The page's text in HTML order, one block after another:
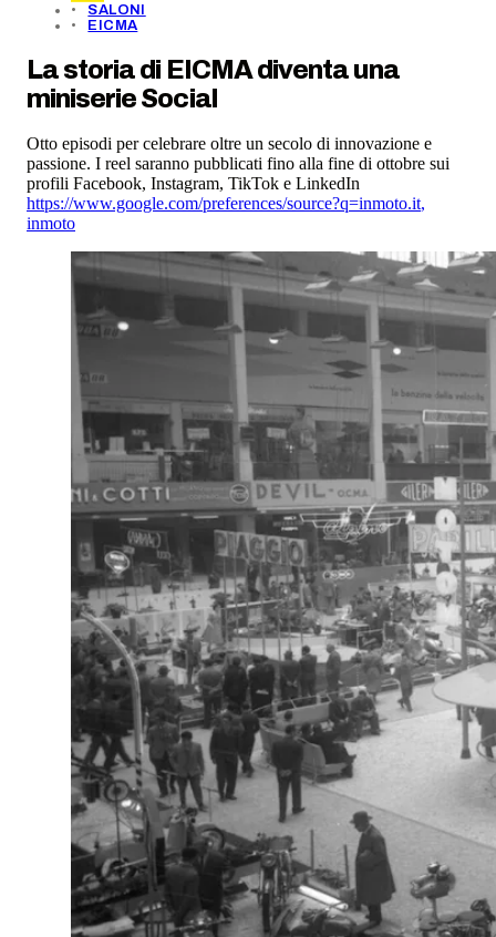
SALONI
EICMA
La storia di EICMA diventa una
miniserie Social
Otto episodi per celebrare oltre un secolo di innovazione e
passione. I reel saranno pubblicati fino alla fine di ottobre sui
profili Facebook, Instagram, TikTok e LinkedIn
https://www.google.com/preferences/source?q=inmoto.it,
inmoto